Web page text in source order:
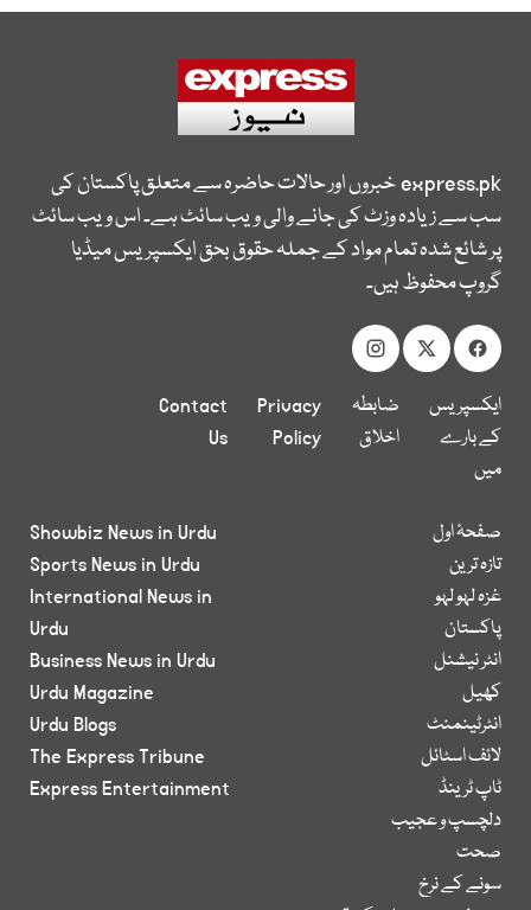
express.pkخبروں اور حالات حاضرہ سے متعلق پاکستان کی
سب سے زیادہ وزٹ کی جانے والی ویب سائٹ ہے۔ اس ویب سائٹ
پر شائع شدہ تمام مواد کے جملہ حقوق بحق ایکسپریس میڈیا
گروپ محفوظ ہیں۔
ایکسپریس
کے بارے
میں
ضابطہ
اخلاق
Privacy
Policy
Contact
Us
صفحۂ اول
تازہ ترین
غزہ لہو لہو
پاکستان
انٹر نیشنل
کھیل
انٹرٹینمنٹ
لائف اسٹائل
ٹاپ ٹرینڈ
دلچسپ و عجیب
صحت
سونے کے نرخ
Showbiz News in Urdu
Sports News in Urdu
International News in
Urdu
Business News in Urdu
Urdu Magazine
Urdu Blogs
The Express Tribune
Express Entertainment